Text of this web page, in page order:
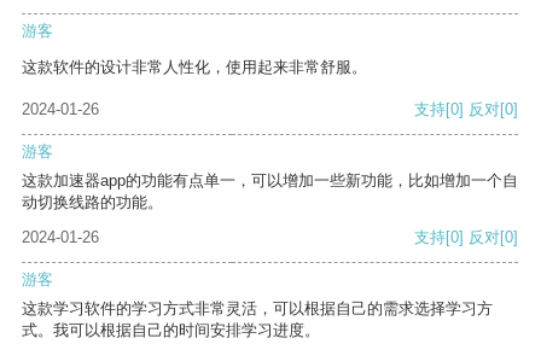
游客
这款软件的设计非常人性化，使用起来非常舒服。
2024-01-26 支持[0] 反对[0]
游客
这款加速器app的功能有点单一，可以增加一些新功能，比如增加一个自
动切换线路的功能。
2024-01-26
支持[0] 反对[0]
游客
这款学习软件的学习方式非常灵活，可以根据自己的需求选择学习方
式。我可以根据自己的时间安排学习进度。